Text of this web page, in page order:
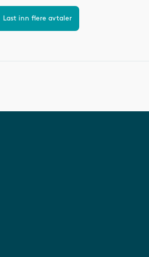
Last inn flere avtaler